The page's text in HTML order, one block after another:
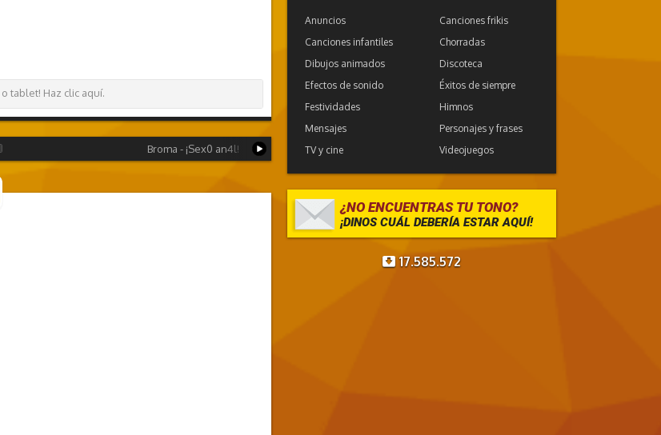
tablet! Haz clic aquí.
Broma - ¡Sex0 an4l!
Anuncios
Canciones frikis
Canciones infantiles
Chorradas
Dibujos animados
Discoteca
Efectos de sonido
Éxitos de siempre
Festividades
Himnos
Mensajes
Personajes y frases
TV y cine
Videojuegos
¿NO ENCUENTRAS TU TONO?
¡DINOS CUÁL DEBERÍA ESTAR AQUÍ!
17.585.572